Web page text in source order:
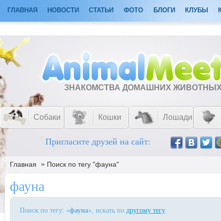
ГЛАВНАЯ НОВОСТИ СТАТЬИ ФОТО БЛОГИ КЛУБЫ
ЗНАКОМСТВА ДОМАШНИХ
Собаки Кошки Лошади
Пригласите друзей на сайт:
Главная » Поиск по тегу "фауна"
фауна
Поиск по тегу: «фауна», искать по другому тегу